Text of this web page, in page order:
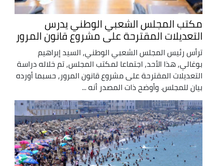
مكتب المجلس الشعبي الوطني يدرس
التعديلات المقترحة على مشروع قانون المرور
ترأس رئيس المجلس الشعبي الوطني, السيد إبراهيم
بوغالي, هذا الأحد, اجتماعا لمكتب المجلس, تم خلاله دراسة
التعديلات المقترحة على مشروع قانون المرور, حسبما أورده
بيان للمجلس. وأوضح ذات المصدر أنه ...